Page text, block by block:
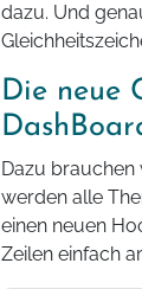
dazu. Und
Die neue
Dazu brauchen
werden alle
einen neuen
Zeilen einfach